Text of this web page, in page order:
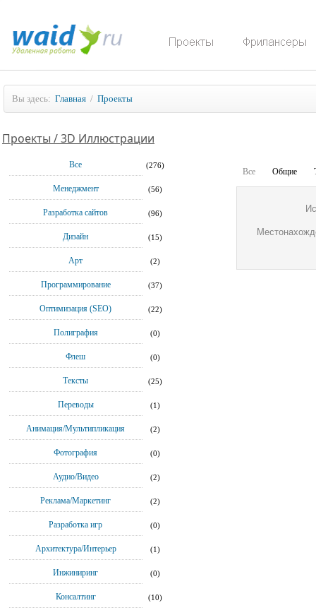
Вы здесь: Главная / Проекты
Проекты / 3D Иллюстрации
Все (276)
Менеджмент (56)
Разработка сайтов (96)
Дизайн (15)
Арт (2)
Программирование (37)
Оптимизация (SEO) (22)
Полиграфия (0)
Флеш (0)
Тексты (25)
Переводы (1)
Анимация/Мультипликация (2)
Фотография (0)
Аудио/Видео (2)
Реклама/Маркетинг (2)
Разработка игр (0)
Архитектура/Интерьер (1)
Инжиниринг (0)
Консалтинг (10)
Все Общие